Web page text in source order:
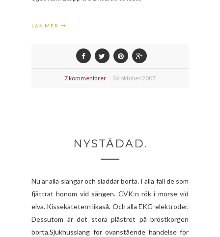
LÄS MER
7 kommentarer 26 oktober 2007
NYSTÄDAD.
Nu är alla slangar och sladdar borta. I alla fall de som
fjättrat honom vid sängen. CVK:n rök i morse vid
elva. Kissekatetern likaså. Och alla EKG-elektroder.
Dessutom är det stora plåstret på bröstkorgen
borta.Sjukhusslang för ovanstående händelse för